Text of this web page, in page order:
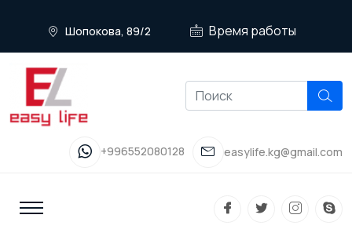
Шопокова, 89/2 Время работы
+996552080128 easylife.kg@gmail.com